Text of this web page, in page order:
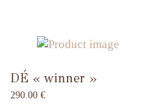
DÉ « winner »
290.00 €